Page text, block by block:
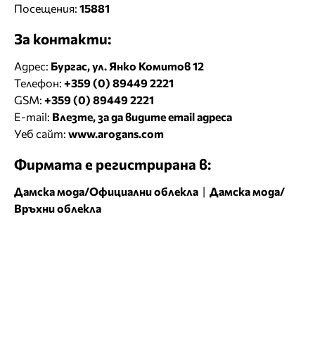
Посещения: 15881
За контакти:
Адрес: Бургас, ул. Янко Комитов 12
Телефон: +359 (0) 89449 2221
GSM: +359 (0) 89449 2221
E-mail: Влезте, за да видите email адреса
Уеб сайт: www.arogans.com
Фирмата е регистрирана в:
Дамска мода/Официални облекла | Дамска мода/
Връхни облекла